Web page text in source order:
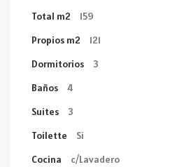
Total m2
159
Propios m2
121
Dormitorios
3
Baños
4
Suites
3
Toilette
Si
Cocina
c/Lavadero